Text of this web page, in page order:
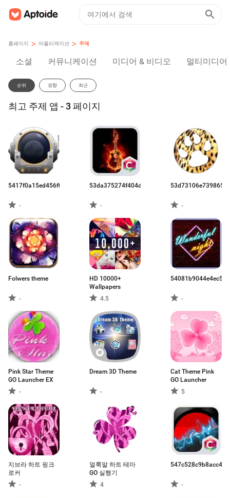
홈페이지 > 어플리케이션 > 주제
소셜 커뮤니케이션 미디어 & 비디오 멀티미디어
순위 경향 최근
최고 주제 앱 - 3 페이지
5417f0a15ed456f02130cb75.apk
-
53da375274f404d613973e56.apk
- -
Folwers theme
-
HD 10000+
Wallpapers
4.5
-
Pink Star Theme
GO Launcher EX
-
Dream 3D Theme
-
Cat Theme Pink
GO Launcher
5
지브라 하트 핑크
로커
-
얼룩말 하트 테마
GO 실행기
4
-